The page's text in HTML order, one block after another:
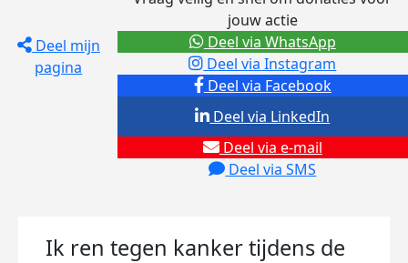
Deel mijn
pagina
jouw actie
Deel via Facebook
Deel via Instagram
Deel via e-mail
Deel via SMS
Deel via LinkedIn
Deel via WhatsApp
Ik ren tegen kanker tijdens de